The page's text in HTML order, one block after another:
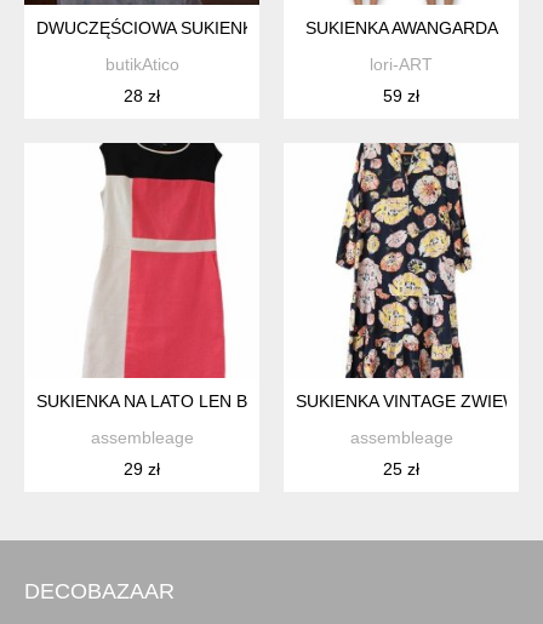
DWUCZĘŚCIOWA SUKIENKA #24
butikAtico
28 zł
SUKIENKA AWANGARDA
lori-ART
59 zł
SUKIENKA NA LATO LEN BAWEŁNA BEZ RĘKAWÓW
assembleage
29 zł
SUKIENKA VINTAGE
assembleage
25 zł
DECOBAZAAR